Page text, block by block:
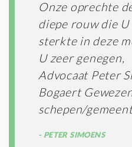
Onze oprechte
diepe rouw die
sterkte in deze
U zeer genegen,
Advocaat Peter
Bogaert
schepen/
PETER SIMOENS